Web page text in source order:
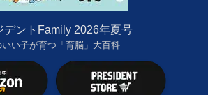
デントFamily 2026年夏号
いい子が育つ「育脳」大百科